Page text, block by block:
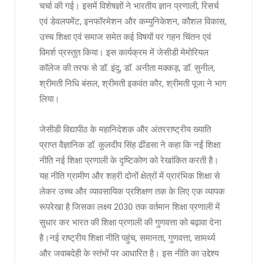
चर्चा की गई। इसमें विशेषज्ञों ने भारतीय ज्ञान प्रणाली, रिसर्च
एवं डेवलपमेंट, इनफॉरमेशन और कम्युनिकेशन, कौशल विकास,
उच्च शिक्षा एवं समाज समेत कई विषयों पर गहन चिंतन एवं
विमर्श प्रस्तुत किया। इस कार्यक्रम में जेसीडी मेमोरियल
कॉलेज की तरफ से डॉ. इंदु, डॉ. अनीता मक्कड़, डॉ. सुनील,
श्रीमती निधि बंसल, श्रीमती इकवंत कौर, श्रीमती पूजा ने भाग
लिया।
जेसीडी विद्यापीठ के महानिदेशक और अंतरराष्ट्रीय ख्याति
प्राप्त वैज्ञानिक डॉ. कुलदीप सिंह ढींडसा ने कहा कि नईं शिक्षा
नीति नई शिक्षा प्रणाली के दृष्टिकोण को रेखांकित करती है।
यह नीति ग्रामीण और शहरी दोनों क्षेत्रों में प्रारंभिक शिक्षा से
लेकर उच्च और व्यावसायिक प्रशिक्षण तक के लिए एक व्यापक
रूपरेखा है जिसका लक्ष्य 2030 तक वर्तमान शिक्षा प्रणाली में
सुधार कर भारत की शिक्षा प्रणाली की गुणवत्ता को बढ़ावा देना
है।नई राष्ट्रीय शिक्षा नीति पहुंच, समानता, गुणवत्ता, सामर्थ्य
और जवाबदेही के स्तंभों पर आधारित है। इस नीति का उद्देश्य